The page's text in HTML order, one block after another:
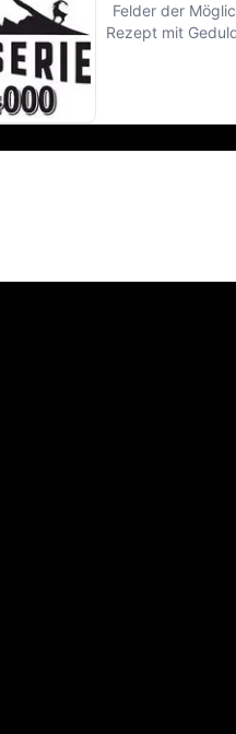
Felder der
Rezept mit